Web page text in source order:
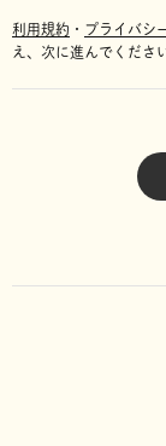
利用規約 ・ プライバシ
え、次に進んでくださ